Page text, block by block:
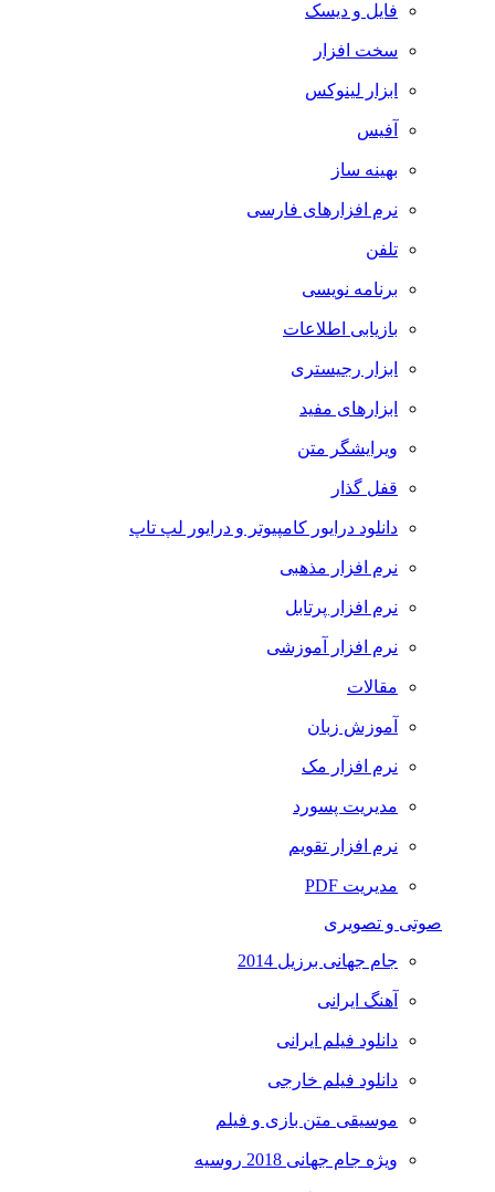
فایل و دیسک
سخت افزار
ابزار لینوکس
آفیس
بهینه ساز
نرم افزارهای فارسی
تلفن
برنامه نویسی
بازیابی اطلاعات
ابزار رجیستری
ابزارهای مفید
ویرایشگر متن
قفل گذار
دانلود درایور کامپیوتر و درایور لپ تاپ
نرم افزار مذهبی
نرم افزار پرتابل
نرم افزار آموزشی
مقالات
آموزش زبان
نرم افزار مک
مدیریت پسورد
نرم افزار تقویم
مدیریت PDF
صوتی و تصویری
جام جهانی برزیل 2014
آهنگ ایرانی
دانلود فیلم ایرانی
دانلود فیلم خارجی
موسیقی متن بازی و فیلم
ویژه جام جهانی 2018 روسیه